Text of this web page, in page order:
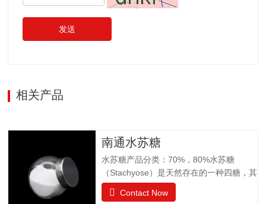
发送
相关产品
南通水苏糖
水苏糖产品分类：70%，80%水苏糖
（Stachyose）是天然存在的一种四糖，其
结构有两个半乳糖、一个葡萄糖和一个果
糖组成。是一种非还原性功能低聚糖，水
Contact Now